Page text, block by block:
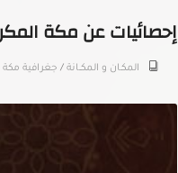
إحصائيات عن مكة
المكـان و المكــانة / جغرافية مكة